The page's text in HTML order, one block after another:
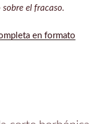
el fracaso.
en formato